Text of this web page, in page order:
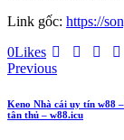
Link gốc: https://
0LikesTwitterFacebook
Email
Post
navigation
Previous
Keno Nhà cái uy tín w88
tân thủ – w88.icu